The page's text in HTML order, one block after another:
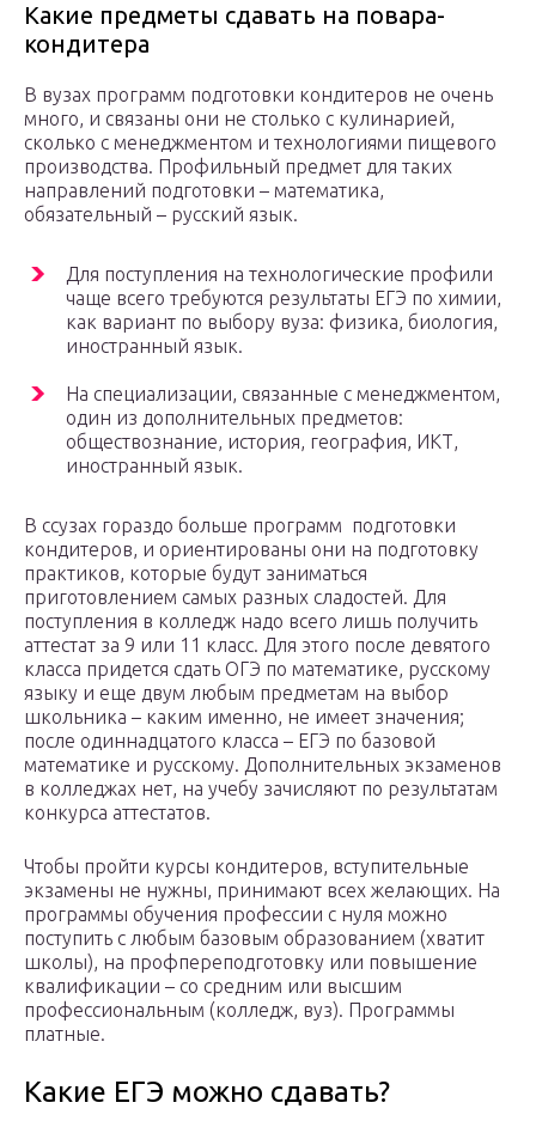
Какие предметы сдавать на повара-
кондитера
В вузах программ подготовки кондитеров не очень
много, и связаны они не столько с кулинарией,
сколько с менеджментом и технологиями пищевого
производства. Профильный предмет для таких
направлений подготовки – математика,
обязательный – русский язык.
Для поступления на технологические профили
чаще всего требуются результаты ЕГЭ по химии,
как вариант по выбору вуза: физика, биология,
иностранный язык.
На специализации, связанные с менеджментом,
один из дополнительных предметов:
обществознание, история, география, ИКТ,
иностранный язык.
В ссузах гораздо больше программ подготовки
кондитеров, и ориентированы они на подготовку
практиков, которые будут заниматься
приготовлением самых разных сладостей. Для
поступления в колледж надо всего лишь получить
аттестат за 9 или 11 класс. Для этого после девятого
класса придется сдать ОГЭ по математике, русскому
языку и еще двум любым предметам на выбор
школьника – каким именно, не имеет значения;
после одиннадцатого класса – ЕГЭ по базовой
математике и русскому. Дополнительных экзаменов
в колледжах нет, на учебу зачисляют по результатам
конкурса аттестатов.
Чтобы пройти курсы кондитеров, вступительные
экзамены не нужны, принимают всех желающих. На
программы обучения профессии с нуля можно
поступить с любым базовым образованием (хватит
школы), на профпереподготовку или повышение
квалификации – со средним или высшим
профессиональным (колледж, вуз). Программы
платные.
Какие ЕГЭ можно сдавать?